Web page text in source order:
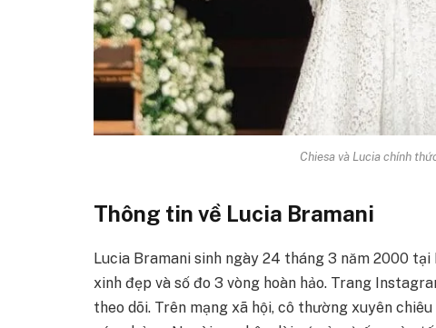
Chiesa và Lucia chính
Thông tin về Lucia Bramani
Lucia Bramani sinh ngày 24 tháng 3 năm 2000
xinh đẹp và số đo 3 vòng hoàn hảo. Trang
theo dõi. Trên mạng xã hội, cô thường xuyên